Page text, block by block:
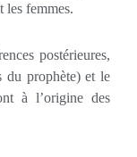
les femmes.
postérieures,
du prophète) et le
à l’origine des